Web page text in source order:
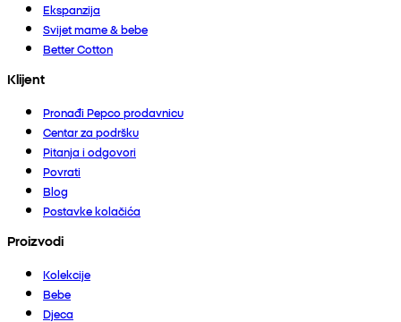
Ekspanzija
Svijet mame & bebe
Better Cotton
Klijent
Pronađi Pepco prodavnicu
Centar za podršku
Pitanja i odgovori
Povrati
Blog
Postavke kolačića
Proizvodi
Kolekcije
Bebe
Djeca